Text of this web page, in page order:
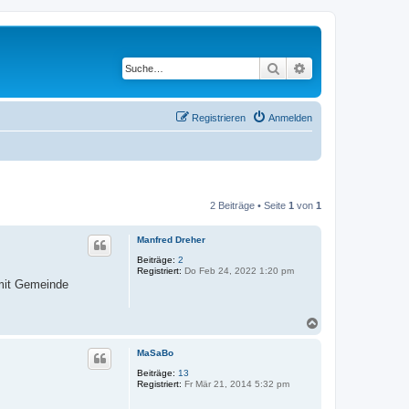
Suche
Anmelden
Registrieren
2 Beiträge • Seite 1 von 1
Manfred Dreher
Beiträge: 2
Registriert: Do Feb 24, 2022 1:20 pm
Gemeinde
MaSaBo
Beiträge: 13
Registriert: Fr Mär 21, 2014 5:32 pm